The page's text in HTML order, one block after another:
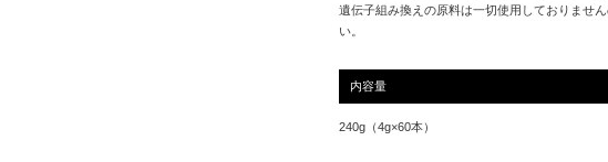
遺伝子組み換えの原料は一切使用しておりませ
い。
内容量
240g（4g×60本）